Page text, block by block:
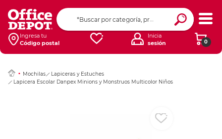
Ingresa tu
Código postal
0
Inicia
sesión
Mochilas
Lapiceras y Estuches
Lapicera Escolar Danpex Minions y Monstruos Multicolor Niños
Ingresar Codigo